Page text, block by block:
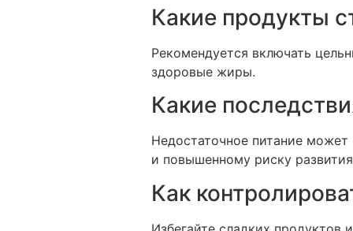
Какие продукты
Рекомендуется включать
здоровые жиры.
Какие
Недостаточное питание
и повышенному риску
Как